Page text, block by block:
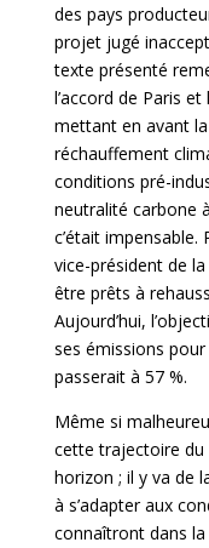
des pays
projet jugé
texte présenté
l’accord de Paris
mettant en avant
réchauffement
conditions pré-
neutralité carbone
c’était
vice-président de
être prêts à
Aujourd’hui,
ses émissions
passerait à 57 %.
Même si
cette trajectoire du
horizon ; il y va de
à s’adapter aux
connaîtront dans